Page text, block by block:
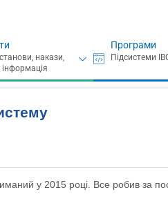
Програми
у 2015 році. Все робив за